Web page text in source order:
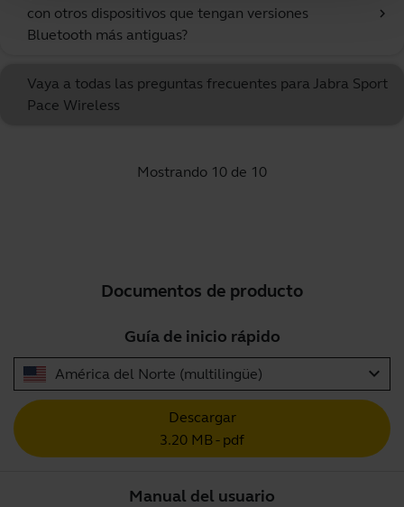
con otros dispositivos que tengan versiones
Bluetooth más antiguas?
chevron_right
Vaya a todas las preguntas frecuentes para Jabra Sport
Pace Wireless
Mostrando 10 de 10
Documentos de producto
Guía de inicio rápido
América del Norte (multilingüe) expand_more
Descargar
3.20 MB - pdf
Manual del usuario